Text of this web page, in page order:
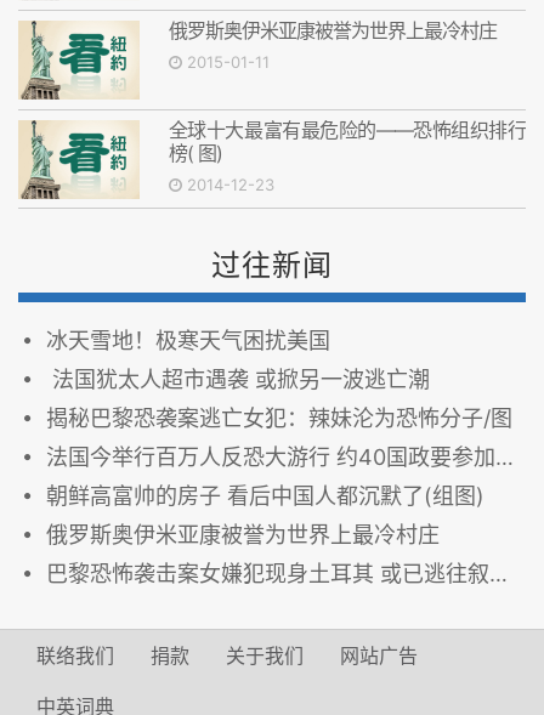
俄罗斯奥伊米亚康被誉为世界上最冷村庄
2015-01-11
全球十大最富有最危险的——恐怖组织排行
榜( 图)
2014-12-23
过往新闻
冰天雪地！极寒天气困扰美国
法国犹太人超市遇袭 或掀另一波逃亡潮
揭秘巴黎恐袭案逃亡女犯：辣妹沦为恐怖分子/图
法国今举行百万人反恐大游行 约40国政要参加(组图)
朝鲜高富帅的房子 看后中国人都沉默了(组图)
俄罗斯奥伊米亚康被誉为世界上最冷村庄
巴黎恐怖袭击案女嫌犯现身土耳其 或已逃往叙利亚(图)
联络我们 捐款 关于我们 网站广告
中英词典